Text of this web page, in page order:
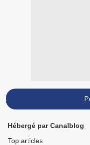
Hébergé par Canalblog
Top articles